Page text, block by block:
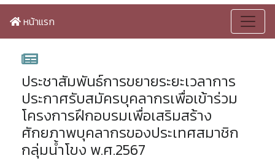
หน้าแรก
ประชาสัมพันธ์การขยายระยะเวลาการ
ประกาศรับสมัครบุคลากรเพื่อเข้าร่วม
โครงการฝึกอบรมเพื่อเสริมสร้าง
ศักยภาพบุคลากรของประเทศสมาชิก
กลุ่มน้ำโขง พ.ศ.2567